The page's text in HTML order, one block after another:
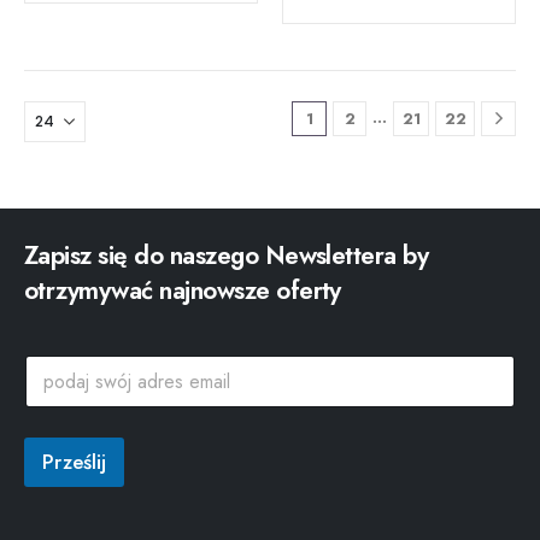
1 2 … 21 22
Zapisz się do naszego Newslettera by
otrzymywać najnowsze oferty
j
w
p
d
a
s
Prześlij